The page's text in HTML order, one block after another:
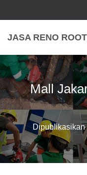
JASA RENO
Mall
Dipublikasikan